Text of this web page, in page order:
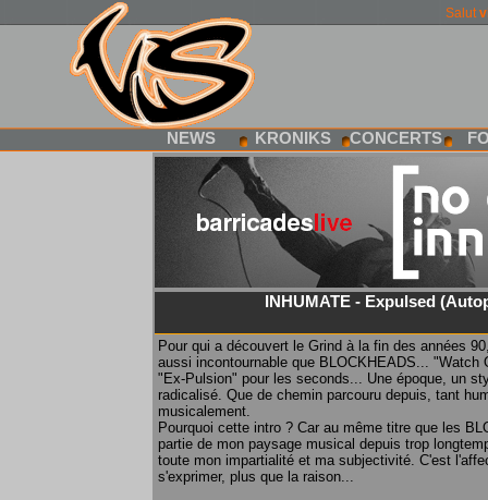
NEWS KRONIKS CONCERTS
Salut
INHUMATE - Expulsed
Pour qui a découvert le Grind à la fin des années
aussi incontournable que BLOCKHEADS... "Watch
"Ex-Pulsion" pour les seconds... Une époque, un
radicalisé. Que de chemin parcouru depuis, tant
musicalement.
Pourquoi cette intro ? Car au même titre que les
partie de mon paysage musical depuis trop
toute mon impartialité et ma subjectivité. C'est
s'exprimer, plus que la raison...